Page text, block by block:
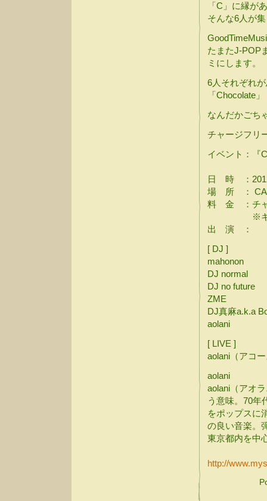
「C」に縁が
そんな6人が
たまたJ-POP
ミにします。
6人それぞれ
「Chocolate
なんだかごち
チャージフリ
イベント：『
日 時 ：2012
場 所 ：
料 金 ：チャ
※キャッシ
出 演 ：
[ DJ ]
mahonon
DJ normal
DJ no future
ZME
DJ真麻a.k.a
aolani
[ LIVE ]
aolani（アコ
aolani
aolani（アオ
う意味。70年
をポップスに
の良い音楽。
東京都内を中
http://